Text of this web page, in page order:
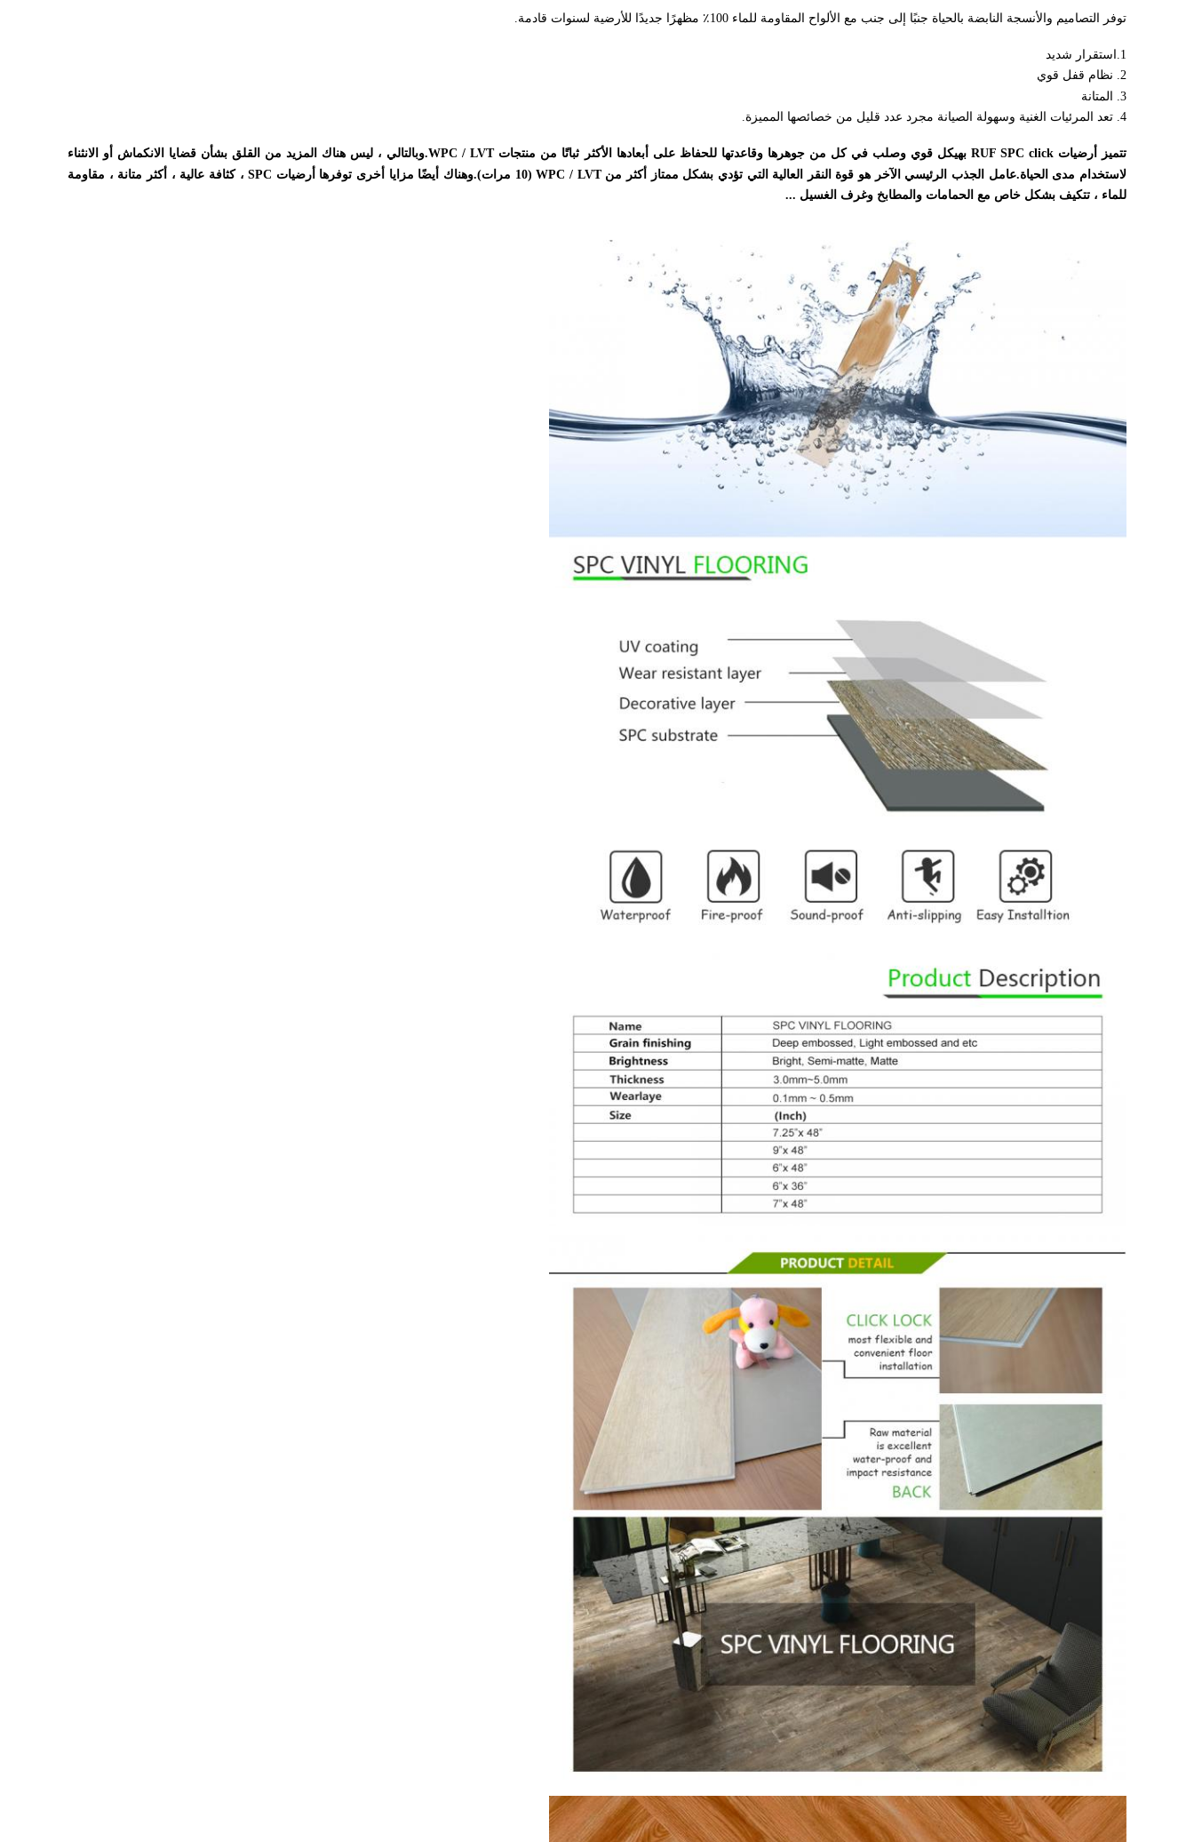
توفر التصاميم والأنسجة النابضة بالحياة جنبًا إلى جنب مع الألواح المقاومة للماء 100٪ مظهرًا جديدًا للأرضية لسنوات قادمة.
1.استقرار شديد
2. نظام قفل قوي
3. المتانة
4. تعد المرئيات الغنية وسهولة الصيانة مجرد عدد قليل من خصائصها المميزة.
تتميز أرضيات RUF SPC click بهيكل قوي وصلب في كل من جوهرها وقاعدتها للحفاظ على أبعادها الأكثر ثباتًا من منتجات WPC / LVT.وبالتالي ، ليس هناك المزيد من القلق بشأن قضايا الانكماش أو الانثناء
لاستخدام مدى الحياة.عامل الجذب الرئيسي الآخر هو قوة النقر العالية التي تؤدي بشكل ممتاز أكثر من WPC / LVT (10 مرات).وهناك أيضًا مزايا أخرى توفرها أرضيات SPC ، كثافة عالية ، أكثر متانة ، مقاومة
للماء ، تتكيف بشكل خاص مع الحمامات والمطابخ وغرف الغسيل ...